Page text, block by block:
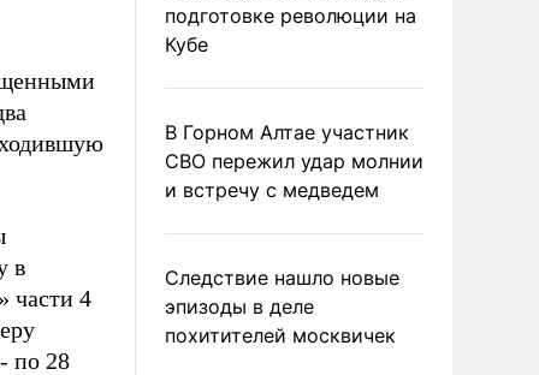
в
части 4
по 28
подготовке революции на
Кубе
В Горном Алтае участник
СВО пережил удар молнии
и встречу с медведем
Следствие нашло новые
эпизоды в деле
похитителей москвичек